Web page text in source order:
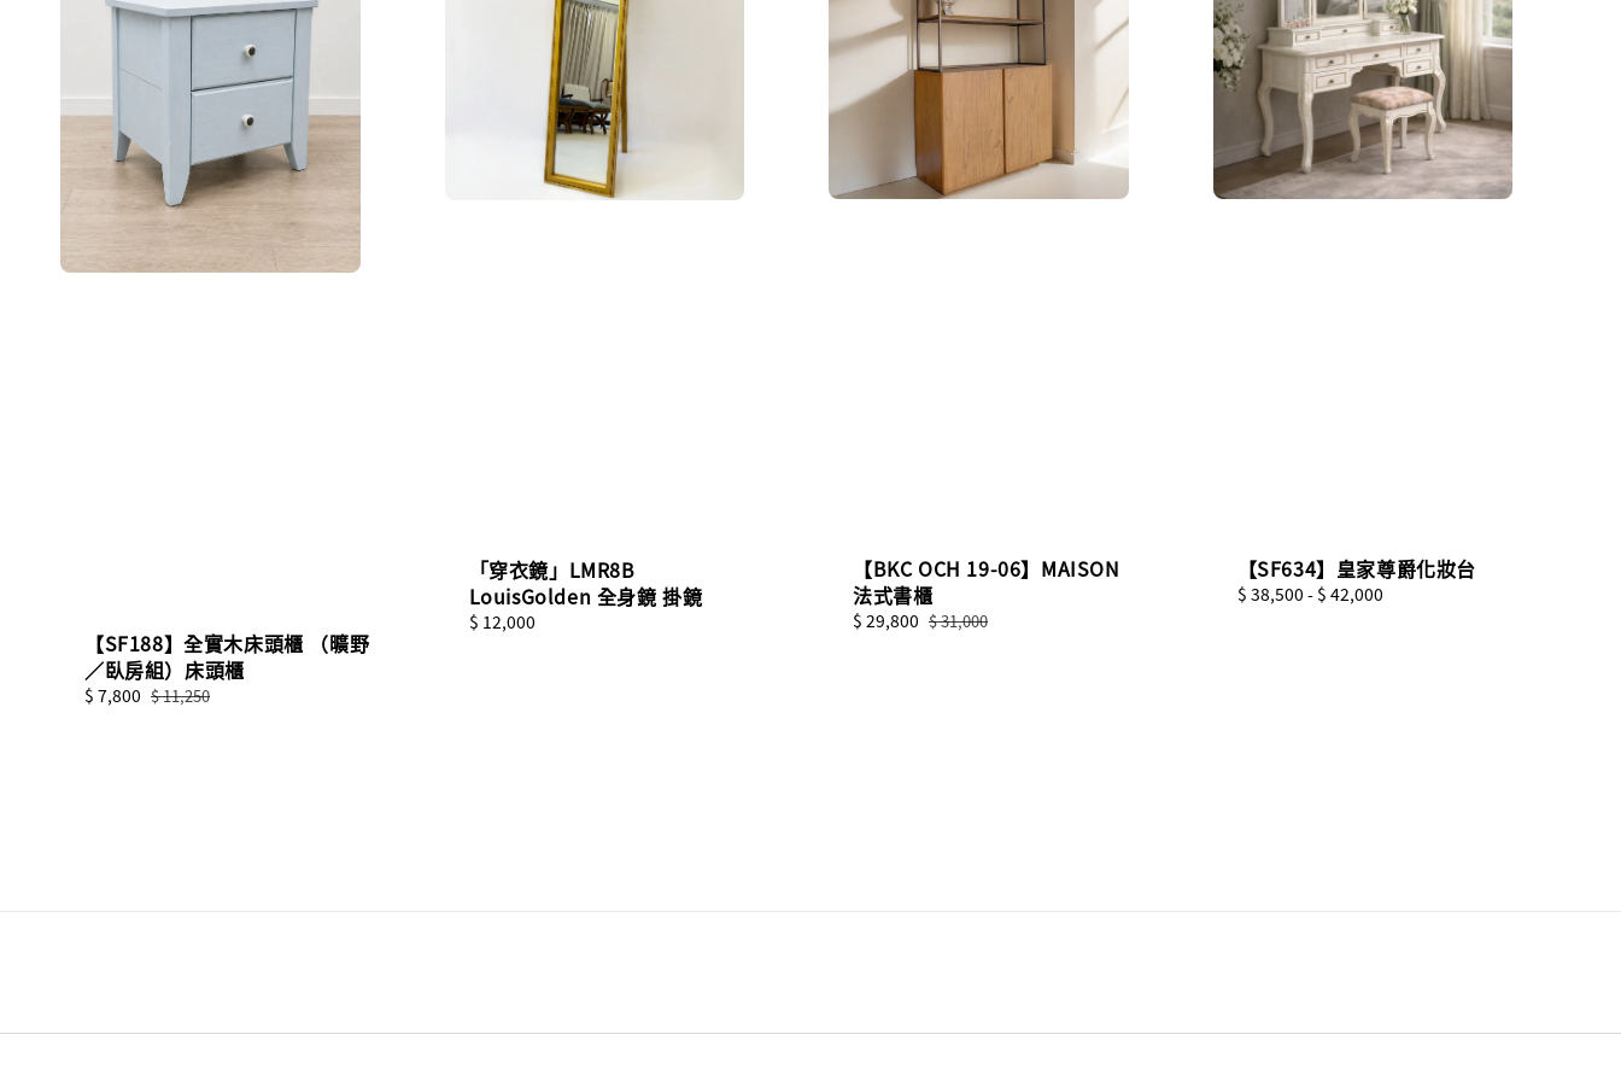
【SF188】全實木床頭櫃 （曠野
／臥房組）床頭櫃
Sale
$ 7,800 Regular
$ 11,250
「穿衣鏡」LMR8B
LouisGolden 全身鏡 掛鏡
Regular
$ 12,000
【BKC OCH 19-06】MAISON
法式書櫃
Sale
$ 29,800 Regular
$ 31,000
【SF634】皇家尊爵化妝台
Regular
$ 38,500 - $ 42,000